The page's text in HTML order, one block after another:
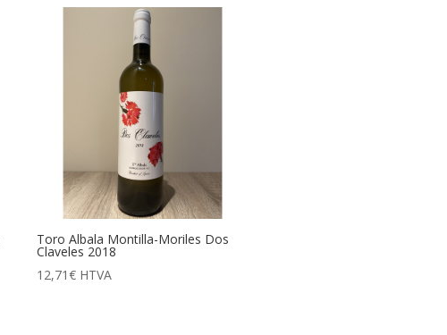
Toro Albala Montilla-Moriles Dos
Claveles 2018
12,71€ HTVA